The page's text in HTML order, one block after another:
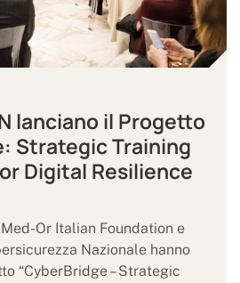
lanciano il Progetto
Strategic Training
Digital Resilience
Or Italian Foundation e
Nazionale hanno
“CyberBridge – Strategic